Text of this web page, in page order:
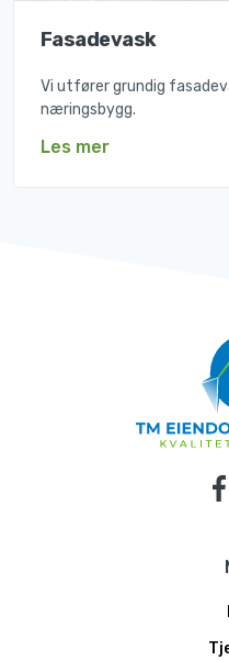
Fasadevask
Vi utfører grundig
næringsbygg.
Les mer